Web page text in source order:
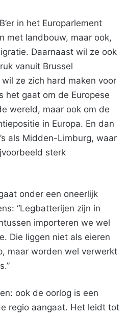
in het Europarlement
met landbouw, maar ook,
Daarnaast wil ze ook
vanuit Brussel
ze zich hard maken voor
het gaat om de Europese
wereld, maar ook om de
in Europa. En dan
als Midden-Limburg, waar
sterk
onder een oneerlijk
“Legbatterijen zijn in
importeren we wel
Die liggen niet als eieren
maar worden wel verwerkt
ook de oorlog is een
regio aangaat. Het leidt tot